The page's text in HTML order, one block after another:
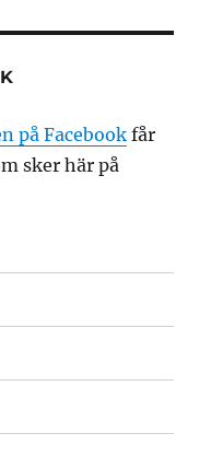
på Facebookfår
sker här på